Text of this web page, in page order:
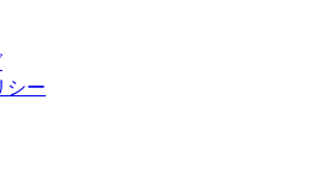
シー